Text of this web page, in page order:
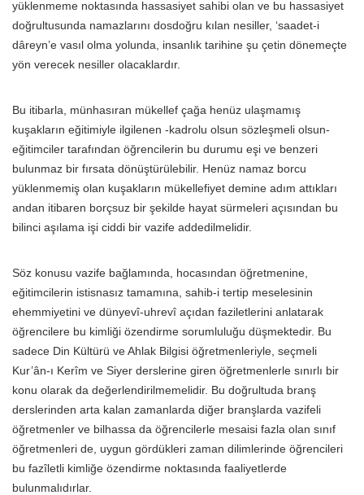
yüklenmeme noktasında hassasiyet sahibi olan ve bu hassasiyet
doğrultusunda namazlarını dosdoğru kılan nesiller, ‘saadet-i
dâreyn’e vasıl olma yolunda, insanlık tarihine şu çetin dönemeçte
yön verecek nesiller olacaklardır.
Bu itibarla, münhasıran mükellef çağa henüz ulaşmamış
kuşakların eğitimiyle ilgilenen -kadrolu olsun sözleşmeli olsun-
eğitimciler tarafından öğrencilerin bu durumu eşi ve benzeri
bulunmaz bir fırsata dönüştürülebilir. Henüz namaz borcu
yüklenmemiş olan kuşakların mükellefiyet demine adım attıkları
andan itibaren borçsuz bir şekilde hayat sürmeleri açısından bu
bilinci aşılama işi ciddi bir vazife addedilmelidir.
Söz konusu vazife bağlamında, hocasından öğretmenine,
eğitimcilerin istisnasız tamamına, sahib-i tertip meselesinin
ehemmiyetini ve dünyevî-uhrevî açıdan faziletlerini anlatarak
öğrencilere bu kimliği özendirme sorumluluğu düşmektedir. Bu
sadece Din Kültürü ve Ahlak Bilgisi öğretmenleriyle, seçmeli
Kur’ân-ı Kerîm ve Siyer derslerine giren öğretmenlerle sınırlı bir
konu olarak da değerlendirilmemelidir. Bu doğrultuda branş
derslerinden arta kalan zamanlarda diğer branşlarda vazifeli
öğretmenler ve bilhassa da öğrencilerle mesaisi fazla olan sınıf
öğretmenleri de, uygun gördükleri zaman dilimlerinde öğrencileri
bu fazîletli kimliğe özendirme noktasında faaliyetlerde
bulunmalıdırlar.